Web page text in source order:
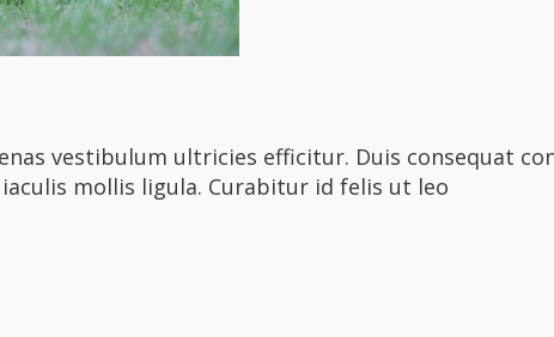
vestibulum ultricies efficitur. Duis consequat
mollis ligula. Curabitur id felis ut leo